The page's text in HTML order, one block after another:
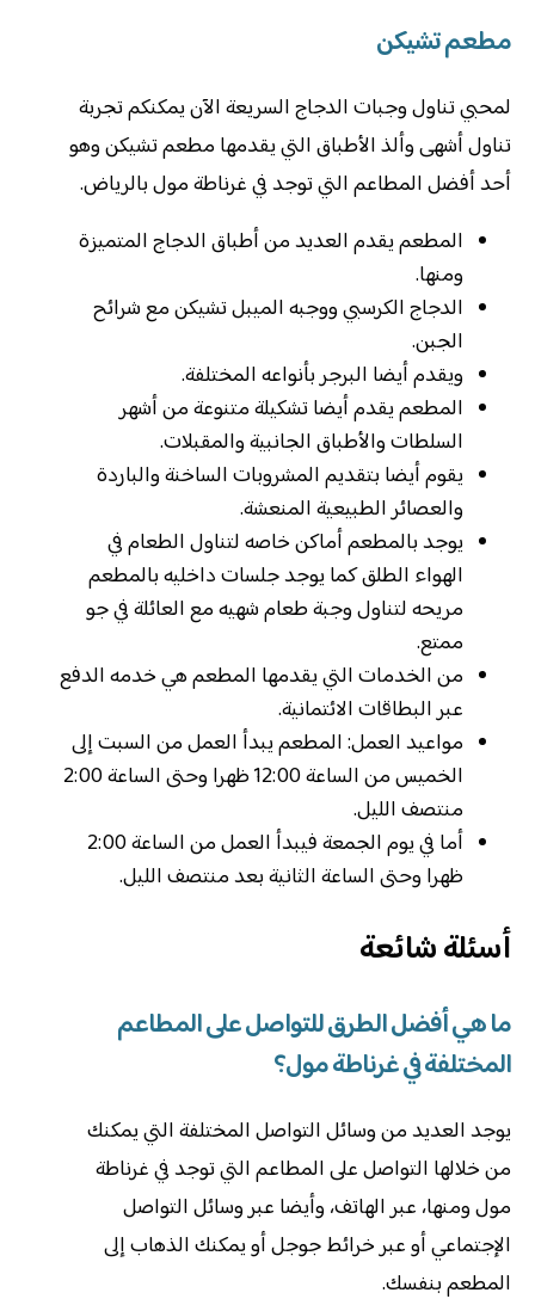
مطعم تشيكن
لمحبي تناول وجبات الدجاج السريعة الآن يمكنكم تجربة
تناول أشهى وألذ الأطباق التي يقدمها مطعم تشيكن وهو
أحد أفضل المطاعم التي توجد في غرناطة مول بالرياض.
المطعم يقدم العديد من أطباق الدجاج المتميزة
ومنها.
الدجاج الكرسبي ووجبه الميبل تشيكن مع شرائح
الجبن.
ويقدم أيضا البرجر بأنواعه المختلفة.
المطعم يقدم أيضا تشكيلة متنوعة من أشهر
السلطات والأطباق الجانبية والمقبلات.
يقوم أيضا بتقديم المشروبات الساخنة والباردة
والعصائر الطبيعية المنعشة.
يوجد بالمطعم أماكن خاصه لتناول الطعام في
الهواء الطلق كما يوجد جلسات داخليه بالمطعم
مريحه لتناول وجبة طعام شهيه مع العائلة في جو
ممتع.
من الخدمات التي يقدمها المطعم هي خدمه الدفع
عبر البطاقات الائتمانية.
مواعيد العمل: المطعم يبدأ العمل من السبت إلى
الخميس من الساعة 12:00 ظهرا وحتى الساعة 2:00
منتصف الليل.
أما في يوم الجمعة فيبدأ العمل من الساعة 2:00
ظهرا وحتى الساعة الثانية بعد منتصف الليل.
أسئلة شائعة
ما هي أفضل الطرق للتواصل على المطاعم
المختلفة في غرناطة مول؟
يوجد العديد من وسائل التواصل المختلفة التي يمكنك
من خلالها التواصل على المطاعم التي توجد في غرناطة
مول ومنها، عبر الهاتف، وأيضا عبر وسائل التواصل
الإجتماعي أو عبر خرائط جوجل أو يمكنك الذهاب إلى
المطعم بنفسك.